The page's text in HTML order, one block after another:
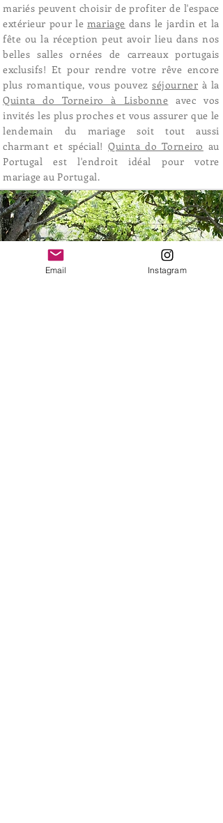
mariés peuvent choisir de profiter de l'espace
extérieur pour le mariage dans le jardin et la
fête ou la réception peut avoir lieu dans nos
belles salles ornées de carreaux portugais
exclusifs! Et pour rendre votre rêve encore
plus romantique, vous pouvezséjourner à la
Quinta do Torneiro à Lisbonne avec vos
invités les plus proches et vous assurer que le
lendemain du mariage soit tout aussi
charmant et spécial! Quinta do Torneiro au
Portugal est l'endroit idéal pour votre
mariage au Portugal.
Email Instagram